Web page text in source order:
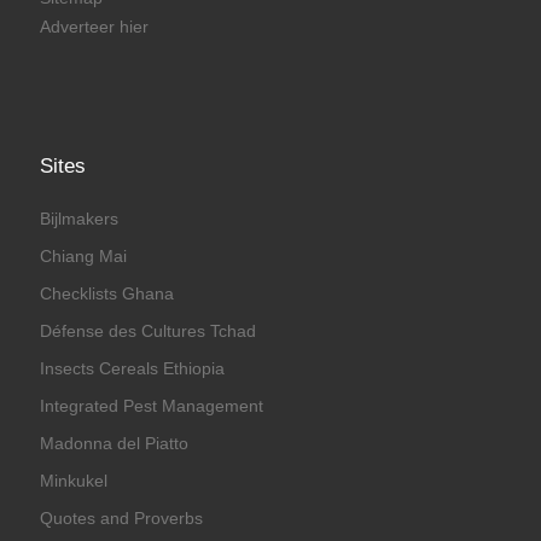
Adverteer hier
Sites
Bijlmakers
Chiang Mai
Checklists Ghana
Défense des Cultures Tchad
Insects Cereals Ethiopia
Integrated Pest Management
Madonna del Piatto
Minkukel
Quotes and Proverbs